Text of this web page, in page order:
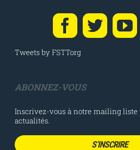
Tweets by FSTTorg
ABONNEZ-VOUS
Inscrivez-vous à notre mailing liste
actualités.
S’INSCRIRE